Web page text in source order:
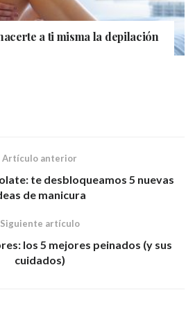
a ti misma la depilación
Artículo anterior
te desbloqueamos 5 nuevas
de manicura
Siguiente artículo
los 5 mejores peinados (y sus
cuidados)